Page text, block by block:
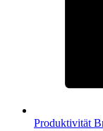
Produktivität